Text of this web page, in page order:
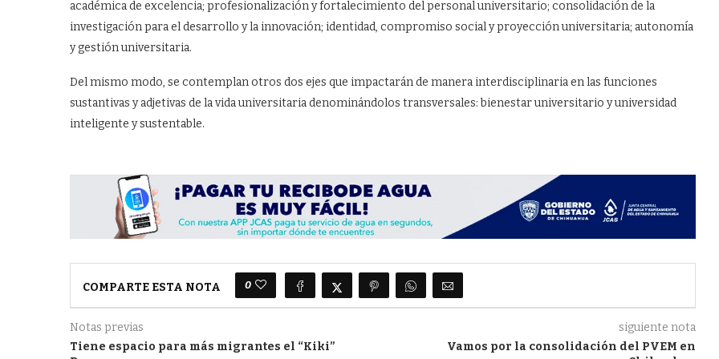
académica de excelencia; profesionalización y fortalecimiento del personal universitario; consolidación de la
investigación para el desarrollo y la innovación; identidad, compromiso social y proyección universitaria; autonomía
y gestión universitaria.
Del mismo modo, se contemplan otros dos ejes que impactarán de manera interdisciplinaria en las funciones
sustantivas y adjetivas de la vida universitaria denominándolos transversales: bienestar universitario y universidad
inteligente y sustentable.
COMPARTE ESTA NOTA 0
Notas previas
Tiene espacio para más migrantes el “Kiki”
siguiente nota
Vamos por la consolidación del PVEM en